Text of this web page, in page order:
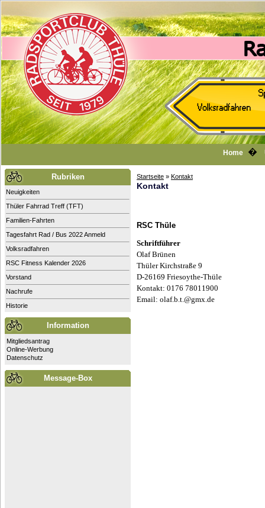
Home�
Rubriken
Neuigkeiten
Thüler Fahrrad Treff (TFT)
Familien-Fahrten
Tagesfahrt Rad / Bus 2022 Anmeld
Volksradfahren
RSC Fitness Kalender 2026
Vorstand
Nachrufe
Historie
Information
Mitgliedsantrag
Online-Werbung
Datenschutz
Message-Box
Startseite » Kontakt
Kontakt
RSC Thüle
Schriftführer
Olaf Brünen
Thüler Kirchstraße 9
D-26169 Friesoythe-Thüle
Kontakt: 0176 78011900
Email: olaf.b.t.@gmx.de